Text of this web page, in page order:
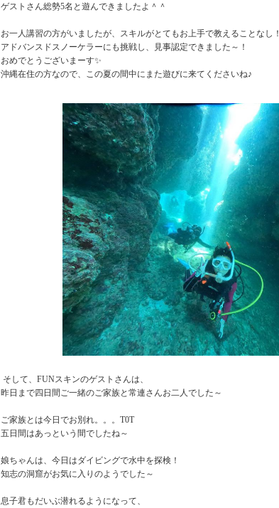
ゲストさん総勢5名と遊んできましたよ＾＾
お一人講習の方がいましたが、スキルがとてもお上手で教えることなし！
アドバンスドスノーケラーにも挑戦し、見事認定できました～！
おめでとうございまーす✨
沖縄在住の方なので、この夏の間中にまた遊びに来てくださいね♪
そして、FUNスキンのゲストさんは、
昨日まで四日間ご一緒のご家族と常連さんお二人でした～
ご家族とは今日でお別れ。。。T0T
五日間はあっという間でしたね～
娘ちゃんは、今日はダイビングで水中を探検！
知志の洞窟がお気に入りのようでした～
息子君もだいぶ潜れるようになって、